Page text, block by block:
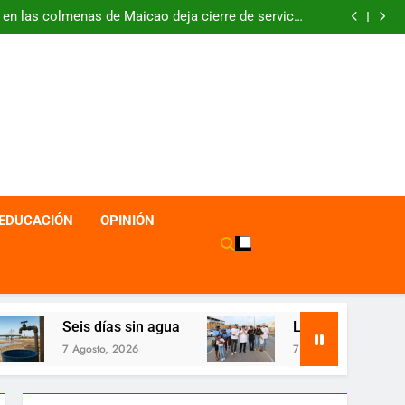
odontológico irregular
Orgullo Caribe llega al canal regional Telecaribe
oportunidades de formación para comunidades
oportunidades de formación para comunidades
EDUCACIÓN OPINIÓN
agua La celebración de la libertad
7 Agosto, 2026